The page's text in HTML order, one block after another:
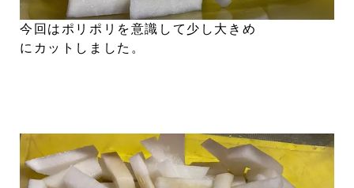
今回はポリポリを意識して少し大きめ
にカットしました。